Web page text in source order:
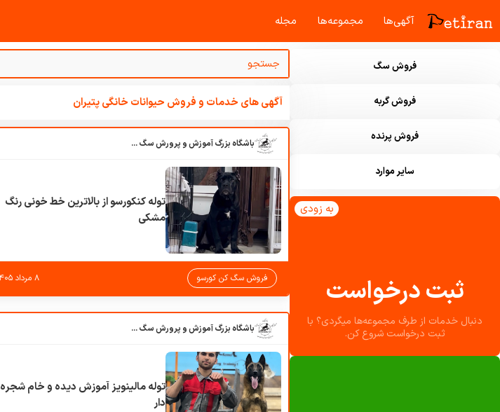
آگهی‌ها مجموعه‌ها مجله‌
فروش سگ
فروش گربه
فروش پرنده
سایر موارد
ثبت درخواست
دنبال خدمات از طرف مجموعه‌ها میگردی؟ با
ثبت درخواست شروع کن.
به زودی
آگهی های خدمات و فروش حیوانات خانگی پتیران
باشگاه بزرگ آموزش و پرورش سگ کوهرج کنل
توله کنکورسو از بالاترین خط خونی رنگ
مشکی
فروش سگ کن کورسو ۸ مرداد ۱۴۰۵
باشگاه بزرگ آموزش و پرورش سگ کوهرج کنل
توله مالینویز آموزش دیده و خام شجره
دار